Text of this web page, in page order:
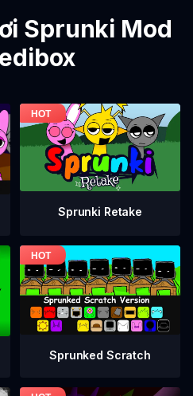
Sprunki Mod
Sprunki Retake
Sprunked Scratch